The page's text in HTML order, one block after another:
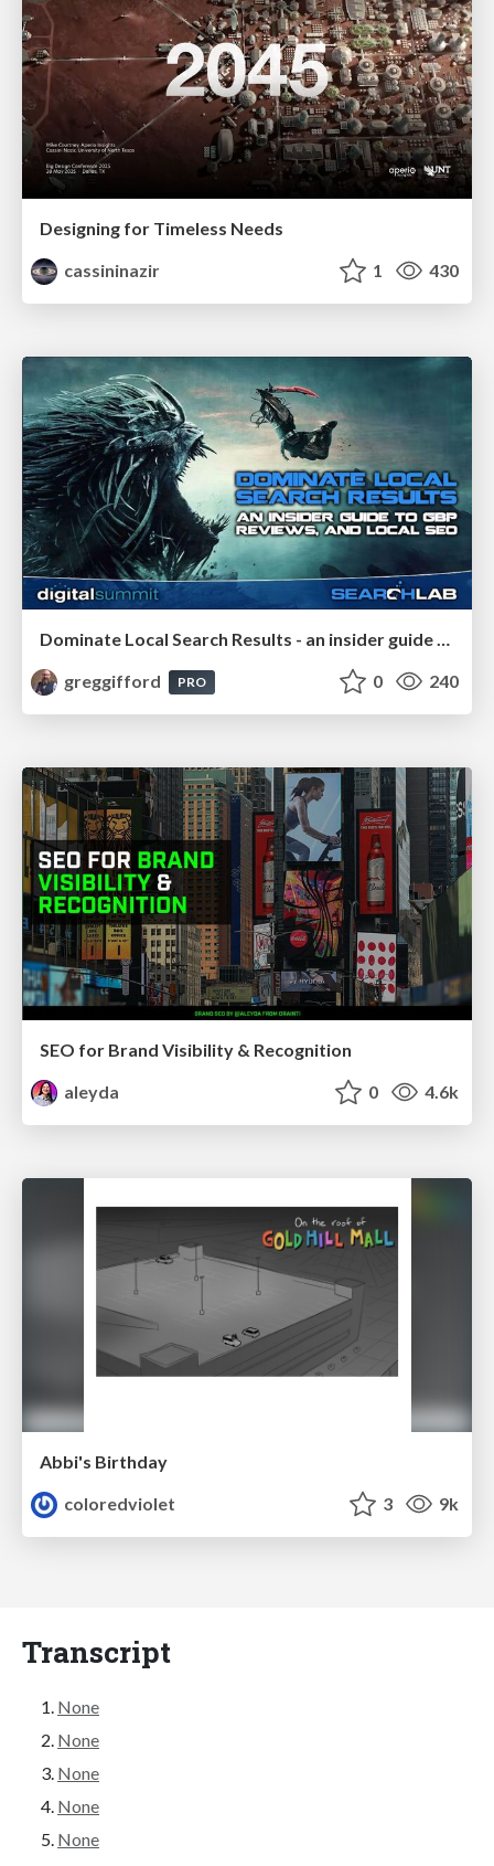
Designing for Timeless Needs
cassininazir
1 430
Dominate Local Search Results - an insider guide to GBP, reviews, and Local SEO
greggifford
PRO 0 240
SEO for Brand Visibility & Recognition
aleyda
0 4.6k
Abbi's Birthday
coloredviolet
3 9k
Transcript
None
None
None
None
None